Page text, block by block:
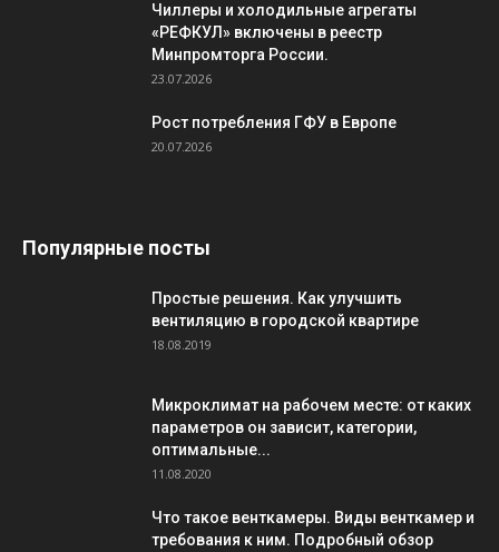
Чиллеры и холодильные агрегаты
«РЕФКУЛ» включены в реестр
Минпромторга России.
23.07.2026
Рост потребления ГФУ в Европе
20.07.2026
Популярные посты
Простые решения. Как улучшить
вентиляцию в городской квартире
18.08.2019
Микроклимат на рабочем месте: от каких
параметров он зависит, категории,
оптимальные...
11.08.2020
Что такое венткамеры. Виды венткамер и
требования к ним. Подробный обзор